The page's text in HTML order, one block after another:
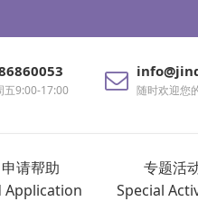
五9:00-17:00 随时欢迎您
申请帮助
Application
专题活
Special